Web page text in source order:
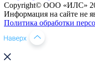
Copyright© ООО «ИЛС»
Информация на сайте не
Политика обработки